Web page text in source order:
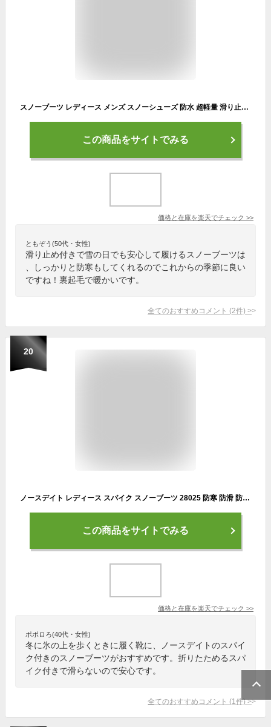
スノーブーツ レディース メンズ スノーシューズ 防水 超軽量 滑り止め 防寒シューズ 雪靴 防寒靴 撥水 防滑 保温 おしゃれ 冬用 軽量 滑らない 履きやすい 歩きやすい 防寒 裏起毛 人気
この商品をサイトでみる
価格と在庫を楽天でチェック >>
ともぞう(50代・女性)
滑り止め付きで雪の日でも安心して履けるスノーブーツは
、しっかりと防寒もしてくれるのでこれからの季節に良い
ですね！裏起毛で暖かいです。
全てのおすすめコメント (2件) >
20
ノースデイト レディース スパイク スノーブーツ 28025 防寒 防滑 防水 NORTH DATE ダテハキ
この商品をサイトでみる
価格と在庫を楽天でチェック >>
ポポロろ(40代・女性)
冬に氷の上を歩くときに履く靴に、ノースデイトのスパイ
ク付きのスノーブーツがおすすめです。折りたためるスパ
イク付きで滑らないので安心です。
全てのおすすめコメント (1 件)>